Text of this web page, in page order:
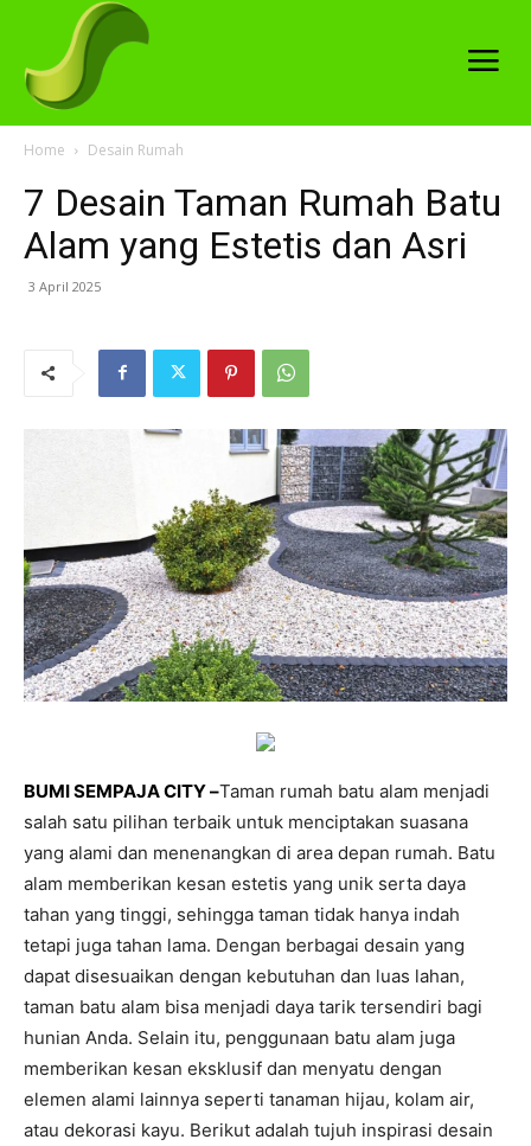
Home Desain Rumah
7 Desain Taman Rumah Batu
Alam yang Estetis dan Asri
3 April 2025
BUMI SEMPAJA CITY –Taman rumah batu alam menjadi
salah satu pilihan terbaik untuk menciptakan suasana
yang alami dan menenangkan di area depan rumah. Batu
alam memberikan kesan estetis yang unik serta daya
tahan yang tinggi, sehingga taman tidak hanya indah
tetapi juga tahan lama. Dengan berbagai desain yang
dapat disesuaikan dengan kebutuhan dan luas lahan,
taman batu alam bisa menjadi daya tarik tersendiri bagi
hunian Anda. Selain itu, penggunaan batu alam juga
memberikan kesan eksklusif dan menyatu dengan
elemen alami lainnya seperti tanaman hijau, kolam air,
atau dekorasi kayu. Berikut adalah tujuh inspirasi desain